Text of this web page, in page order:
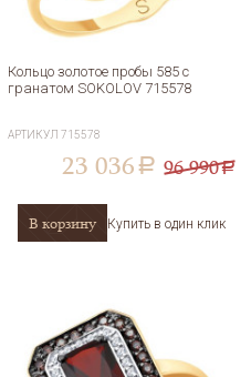
Кольцо золотое пробы 585 с
гранатом SOKOLOV 715578
АРТИКУЛ715578
23 036 a 96 990a
В корзину Купить в один клик